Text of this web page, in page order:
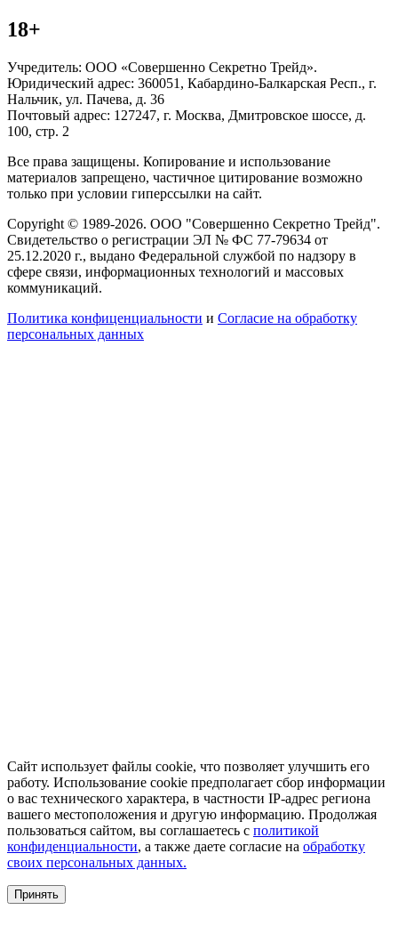
18+
Учредитель: ООО «Совершенно Секретно Трейд».
Юридический адрес: 360051, Кабардино-Балкарская Респ., г.
Нальчик, ул. Пачева, д. 36
Почтовый адрес: 127247, г. Москва, Дмитровское шоссе, д.
100, стр. 2
Все права защищены. Копирование и использование
материалов запрещено, частичное цитирование возможно
только при условии гиперссылки на сайт.
Copyright © 1989-2026. ООО "Совершенно Секретно Трейд".
Свидетельство о регистрации ЭЛ № ФС 77-79634 от
25.12.2020 г., выдано Федеральной службой по надзору в
сфере связи, информационных технологий и массовых
коммуникаций.
Политика конфиценциальности и Согласие на обработку
персональных данных
Сайт использует файлы cookie, что позволяет улучшить его
работу. Использование cookie предполагает сбор информации
о вас технического характера, в частности IP-адрес региона
вашего местоположения и другую информацию. Продолжая
пользоваться сайтом, вы соглашаетесь с политикой
конфиденциальности, а также даете согласие на обработку
своих персональных данных.
Принять